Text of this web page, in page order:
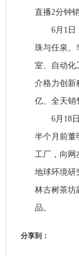
直播2分钟
6月1日，
珠与任泉、
室、自动化
介格力创新
亿、全天销
6月18日
半个月前董
工厂，向网
地球环境研
林古树茶坊
品。
分享到：